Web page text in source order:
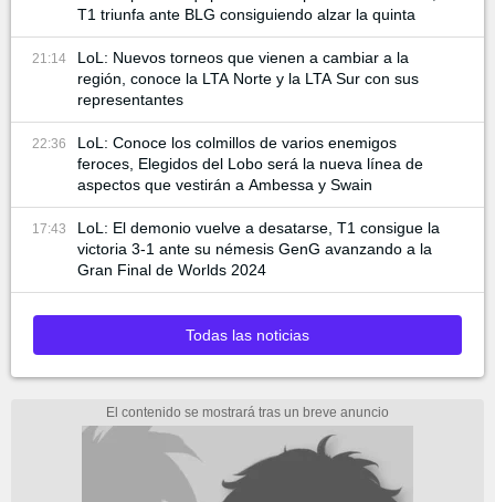
T1 triunfa ante BLG consiguiendo alzar la quinta
21:14
LoL: Nuevos torneos que vienen a cambiar a la
región, conoce la LTA Norte y la LTA Sur con sus
representantes
22:36
LoL: Conoce los colmillos de varios enemigos
feroces, Elegidos del Lobo será la nueva línea de
aspectos que vestirán a Ambessa y Swain
17:43
LoL: El demonio vuelve a desatarse, T1 consigue la
victoria 3-1 ante su némesis GenG avanzando a la
Gran Final de Worlds 2024
Todas las noticias